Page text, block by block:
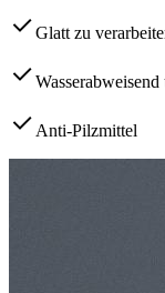
Glatt zu
Anti-Pilzmittel